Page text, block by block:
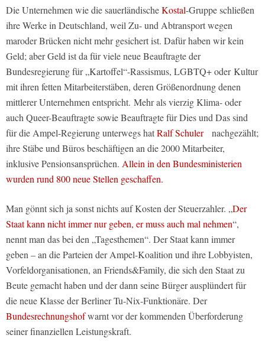
Die Unternehmen wie die sauerländischeKostal-Gruppe schließen
ihre Werke in Deutschland, weil Zu- und Abtransport wegen
maroder Brücken nicht mehr gesichert ist. Dafür haben wir kein
Geld; aber Geld ist da für viele neue Beauftragte der
Bundesregierung für „Kartoffel“-Rassismus, LGBTQ+ oder Kultur
mit ihren fetten Mitarbeiterstäben, deren Größenordnung denen
mittlerer Unternehmen entspricht. Mehr als vierzig Klima- oder
auch Queer-Beauftragte sowie Beauftragte für Dies und Das sind
für die Ampel-Regierung unterwegs hatRalf Schuler
nachgezählt;
ihre Stäbe und Büros beschäftigen an die 2000 Mitarbeiter,
inklusive Pensionsansprüchen. Allein in den Bundesministerien
wurden rund 800 neue Stellen geschaffen.
Man gönnt sich ja sonst nichts auf Kosten der Steuerzahler. „Der
Staat kann nicht immer nur geben, er muss auch mal nehmen“,
nennt man das bei den „Tagesthemen“. Der Staat kann immer
geben – an die Parteien der Ampel-Koalition und ihre Lobbyisten,
Vorfeldorganisationen, an Friends&Family, die sich den Staat zu
Beute gemacht haben und der dann seine Bürger ausplündert für
die neue Klasse der Berliner Tu-Nix-Funktionäre. Der
Bundesrechnungshofwarnt vor der kommenden Überforderung
seiner finanziellen Leistungskraft.